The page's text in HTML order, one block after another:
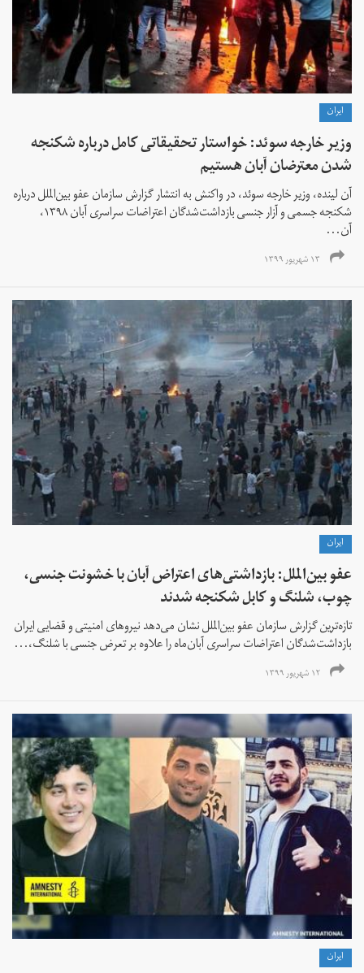
ايران
وزیر خارجه سوئد: خواستار تحقیقاتی کامل درباره شکنجه
شدن معترضان آبان هستیم
آن لینده،‌ وزیر خارجه سوئد، در واکنش به انتشار گزارش سازمان عفو بین‌الملل درباره
شکنجه جسمی و آزار جنسی بازداشت‌شدگان اعتراضات سراسری آبان ۱۳۹۸،
آن...
۱۳ شهریور ۱۳۹۹
ايران
عفو بین‌الملل: بازداشتی‌های اعتراض آبان با خشونت جنسی،
چوب، شلنگ و کابل شکنجه شدند
تازه‌ترین گزارش سازمان عفو بین‌الملل نشان می‌دهد نیروهای امنیتی و قضایی ایران
بازداشت‌شدگان اعتراضات سراسری آبان‌ماه را علاوه بر تعرض جنسی با شلنگ،...
۱۲ شهریور ۱۳۹۹
ايران